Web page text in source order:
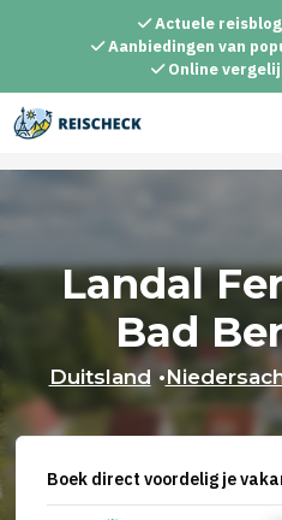
inhoud
Actuele
Aanbiedingen van
Online
Landal
Bad
Duitsland •
Boek direct voordelig je